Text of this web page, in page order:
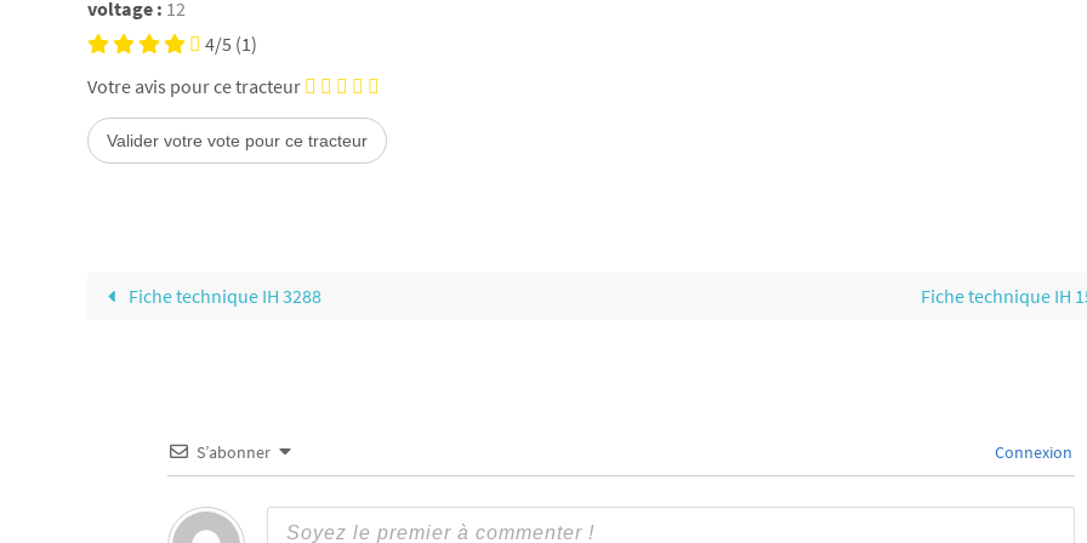
voltage : 12
4/5 (1)
Votre avis pour ce tracteur
Fiche technique IH 3288 Fiche technique IH
S’abonner Connexion